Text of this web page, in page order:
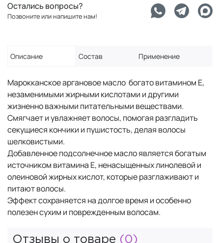
Остались вопросы?
Позвоните или напишите нам!
Описание Состав Применение
Марокканское аргановое масло богато витамином Е,
незаменимыми жирными кислотами и другими
жизненно важными питательными веществами.
Смягчает и увлажняет волосы, помогая разгладить
секущиеся кончики и пушистость, делая волосы
шелковистыми.
Добавленное подсолнечное масло является богатым
источником витамина Е, ненасыщенных линолевой и
олеиновой жирных кислот, которые разглаживают и
питают волосы.
Эффект сохраняется на долгое время и особенно
полезен сухим и поврежденным волосам.
Отзывы о товаре (0)